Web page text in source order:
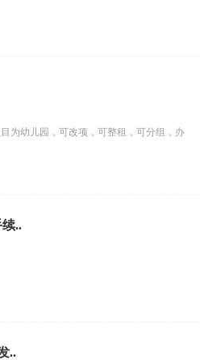
为幼儿园，可改项，可整租，可分组，办
..
..